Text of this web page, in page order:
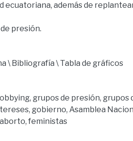
ecuatoriana, además de
presión.
\ Bibliografía \ Tabla de gráficos
, grupos de presión, grupos
, gobierno, Asamblea
, feministas